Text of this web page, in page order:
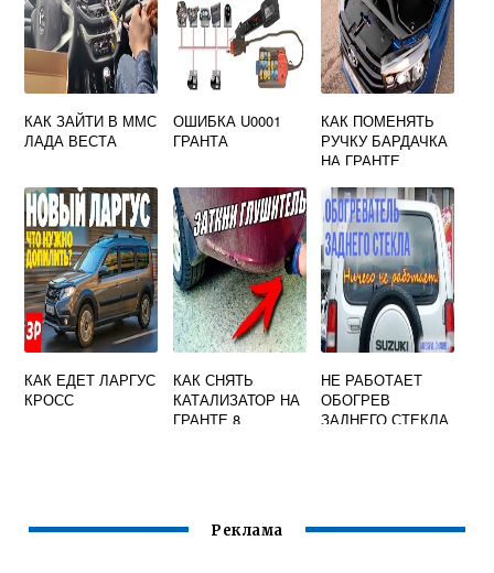
КАК ЗАЙТИ В ММС
ЛАДА ВЕСТА
ОШИБКА U0001
ГРАНТА
КАК ПОМЕНЯТЬ
РУЧКУ БАРДАЧКА
НА ГРАНТЕ
КАК ЕДЕТ ЛАРГУС
КРОСС
КАК СНЯТЬ
КАТАЛИЗАТОР НА
ГРАНТЕ 8
НЕ РАБОТАЕТ
ОБОГРЕВ
ЗАДНЕГО СТЕКЛА
Реклама